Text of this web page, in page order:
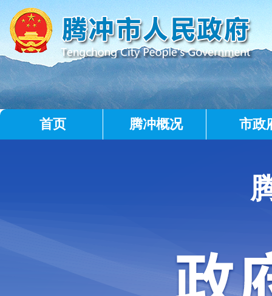
首页 腾冲概况 市政